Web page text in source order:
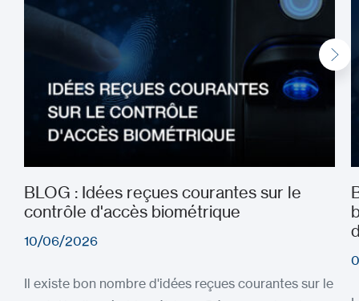
BLOG : Idées reçues courantes sur le
contrôle d'accès biométrique
10/06/2026
Il existe bon nombre d'idées reçues courantes sur le